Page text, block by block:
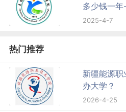
多少钱一
2025-4-7
热门推荐
新疆能源
办大学？
2026-4-25